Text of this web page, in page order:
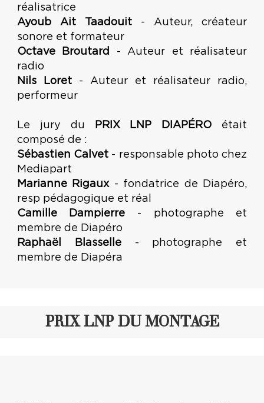
réalisatrice
Ayoub Ait Taadouit- Auteur, créateur
sonore et formateur
Octave Broutard
- Auteur et réalisateur
radio
Nils Loret- Auteur et réalisateur radio,
performeur
Le jury du PRIX LNP DIAPÉRO était
composé de :
Sébastien Calvet - responsable photo chez
Mediapart
Marianne Rigaux- fondatrice de Diapéro,
resp pédagogique et réal
Camille Dampierre - photographe et
membre de Diapéro
Raphaël Blasselle- photographe et
membre de Diapéra
PRIX LNP DU MONTAGE